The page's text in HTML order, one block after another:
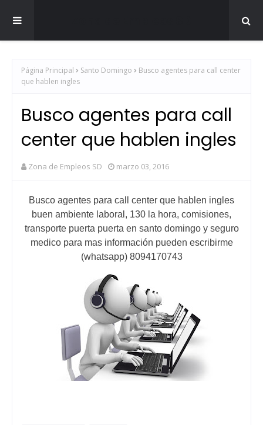
Página Principal Santo Domingo
Busco agentes para call center
que hablen ingles
Busco agentes para call
center que hablen ingles
Zona de Empleos SD marzo 03, 2016
Busco agentes para call center que hablen ingles
buen ambiente laboral, 130 la hora, comisiones,
transporte puerta puerta en santo domingo y seguro
medico para mas información pueden escribirme
(whatsapp) 8094170743